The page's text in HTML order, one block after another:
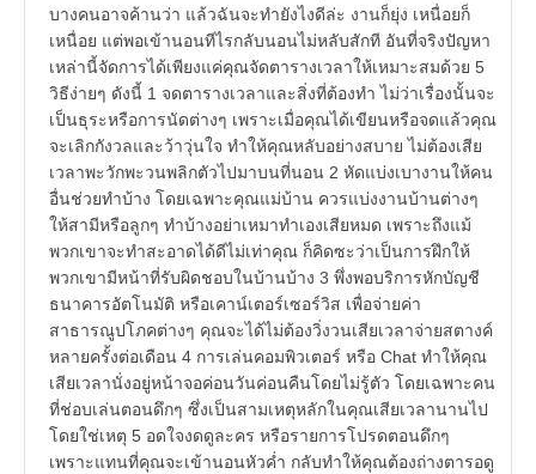
บางคนอาจค้านว่า แล้วฉันจะทำยังไงดีล่ะ งานก็ยุ่ง เหนื่อยก็
เหนื่อย แต่พอเข้านอนทีไรกลับนอนไม่หลับสักที อันที่จริงปัญหา
เหล่านี้จัดการได้เพียงแค่คุณจัดตารางเวลาให้เหมาะสมด้วย 5
วิธีง่ายๆ ดังนี้ 1 จดตารางเวลาและสิ่งที่ต้องทำ ไม่ว่าเรื่องนั้นจะ
เป็นธุระหรือการนัดต่างๆ เพราะเมื่อคุณได้เขียนหรือจดแล้วคุณ
จะเลิกกังวลและว้าวุ่นใจ ทำให้คุณหลับอย่างสบาย ไม่ต้องเสีย
เวลาพะวักพะวนพลิกตัวไปมาบนที่นอน 2 หัดแบ่งเบางานให้คน
อื่นช่วยทำบ้าง โดยเฉพาะคุณแม่บ้าน ควรแบ่งงานบ้านต่างๆ
ให้สามีหรือลูกๆ ทำบ้างอย่าเหมาทำเองเสียหมด เพราะถึงแม้
พวกเขาจะทำสะอาดได้ดีไม่เท่าคุณ ก็คิดซะว่าเป็นการฝึกให้
พวกเขามีหน้าที่รับผิดชอบในบ้านบ้าง 3 พึ่งพอบริการหักบัญชี
ธนาคารอัตโนมัติ หรือเคาน์เตอร์เซอร์วิส เพื่อจ่ายค่า
สาธารณูปโภคต่างๆ คุณจะได้ไม่ต้องวิ่งวนเสียเวลาจ่ายสตางค์
หลายครั้งต่อเดือน 4 การเล่นคอมพิวเตอร์ หรือ Chat ทำให้คุณ
เสียเวลานั่งอยู่หน้าจอค่อนวันค่อนคืนโดยไม่รู้ตัว โดยเฉพาะคน
ที่ช่อบเล่นตอนดึกๆ ซึ่งเป็นสามเหตุหลักในคุณเสียเวลานานไป
โดยใช่เหตุ 5 อดใจงดดูละคร หรือรายการโปรดตอนดึกๆ
เพราะแทนที่คุณจะเข้านอนหัวค่ำ กลับทำให้คุณต้องถ่างตารอดู